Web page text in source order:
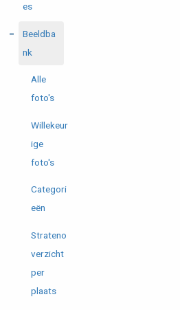
es
Beeldba
nk
Alle
foto's
Willekeur
ige
foto's
Categori
eën
Strateno
verzicht
per
plaats